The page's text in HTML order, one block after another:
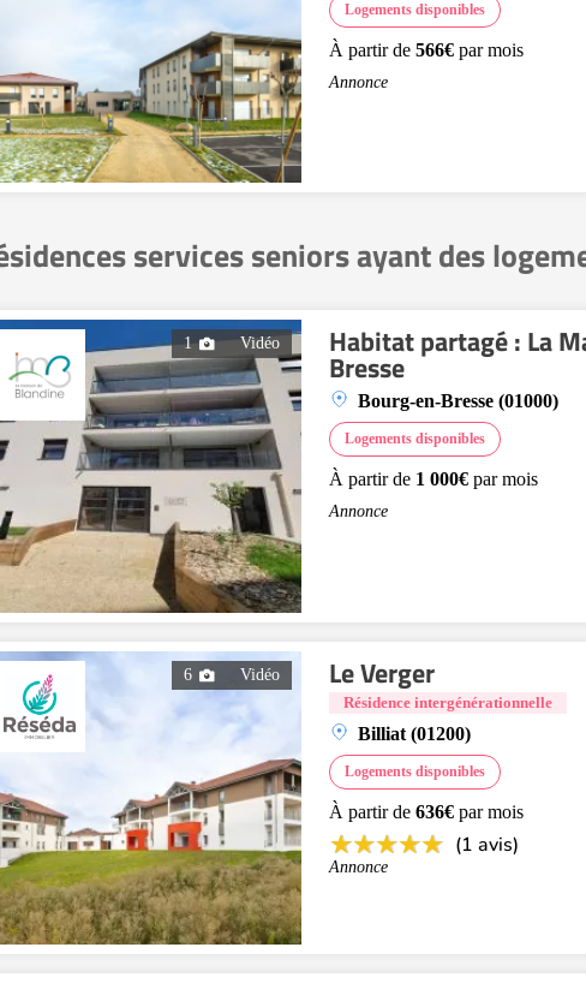
Logements disponibles
À partir de 566€par mois
Annonce
services seniors ayant des
1 Vidéo Habitat partagé : La
Bresse
Bourg-en-Bresse (01000)
Logements disponibles
À partir de 1 000€par mois
Annonce
6 Vidéo Le Verger
Résidence intergénérationnelle
Billiat (01200)
Logements disponibles
À partir de 636€par mois
(1 avis)
Annonce